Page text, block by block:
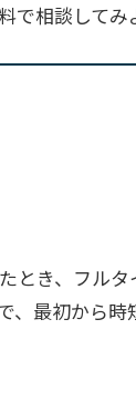
で相談してみ
とき、フル
、最初から